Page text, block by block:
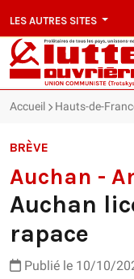
LES AUTRES SITES
Accueil Hauts-de-
BRÈVE
Auchan -
Auchan
rapace
Publié le 10/10/